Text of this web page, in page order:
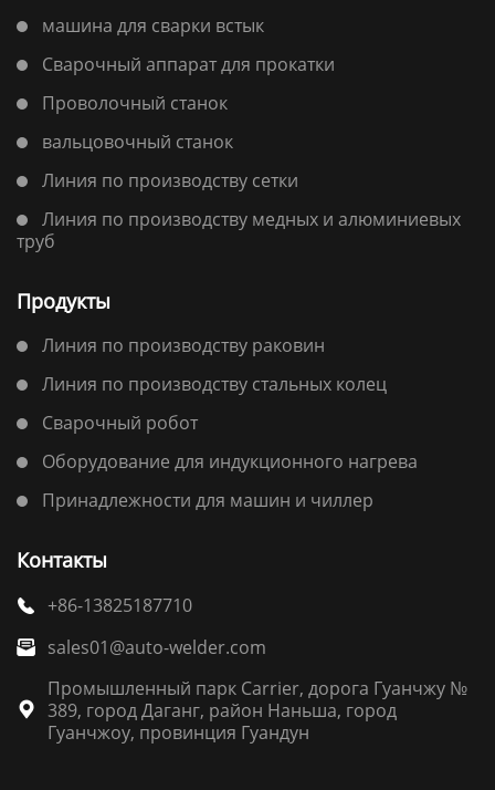
машина для сварки встык
Сварочный аппарат для прокатки
Проволочный станок
вальцовочный станок
Линия по производству сетки
Линия по производству медных и алюминиевых
труб
Продукты
Линия по производству раковин
Линия по производству стальных колец
Сварочный робот
Оборудование для индукционного нагрева
Принадлежности для машин и чиллер
Контакты
 +86-13825187710
 sales01@auto-welder.com

Промышленный парк Carrier, дорога Гуанчжу №
389, город Даганг, район Наньша, город
Гуанчжоу, провинция Гуандун